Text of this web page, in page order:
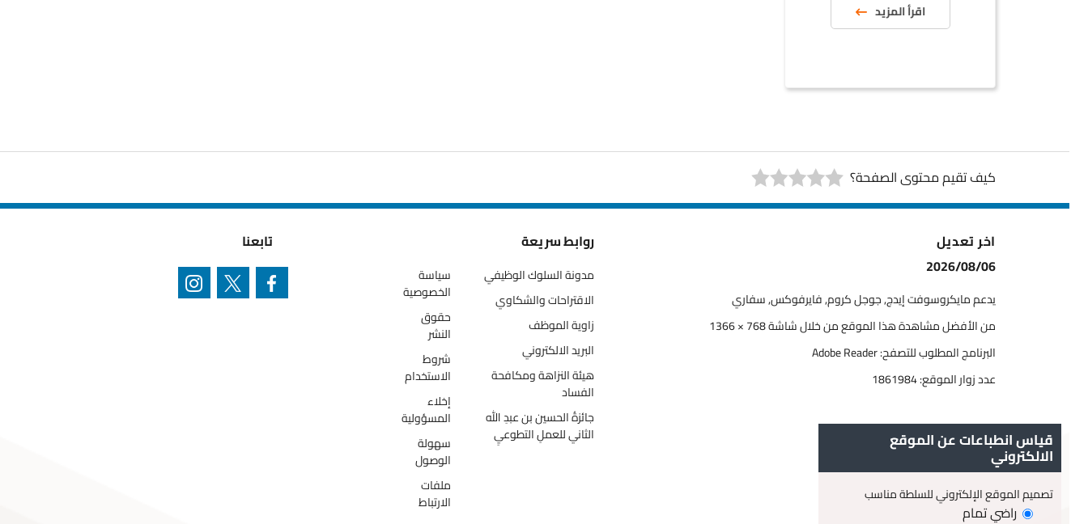
قياس انطباعات عن الموقع
الالكتروني
تصميم الموقع الإلكتروني للسلطة مناسب
راضي تمام
اقرأ المزيد
كيف تقيم محتوى الصفحة؟
اخر تعديل
2026/08/06
يدعم مايكروسوفت إيدج, جوجل كروم, فايرفوكس, سفاري
من الأفضل مشاهدة هذا الموقع من خلال شاشة 768 × 1366
البرنامج المطلوب للتصفح: Adobe Reader
عدد زوار الموقع:1861984
روابط سريعة
مدونة السلوك الوظيفي
الاقتراحات والشكاوي
زاوية الموظف
البريد الالكتروني
هيئة النزاهة ومكافحة
الفساد
جائزةُ الحسين بن عبدِ الله
الثاني للعملِ التطوعيِ
سياسة
الخصوصية
حقوق
النشر
شروط
الاستخدام
إخلاء
المسؤولية
سهولة
الوصول
ملفات
الارتباط
تابعنا